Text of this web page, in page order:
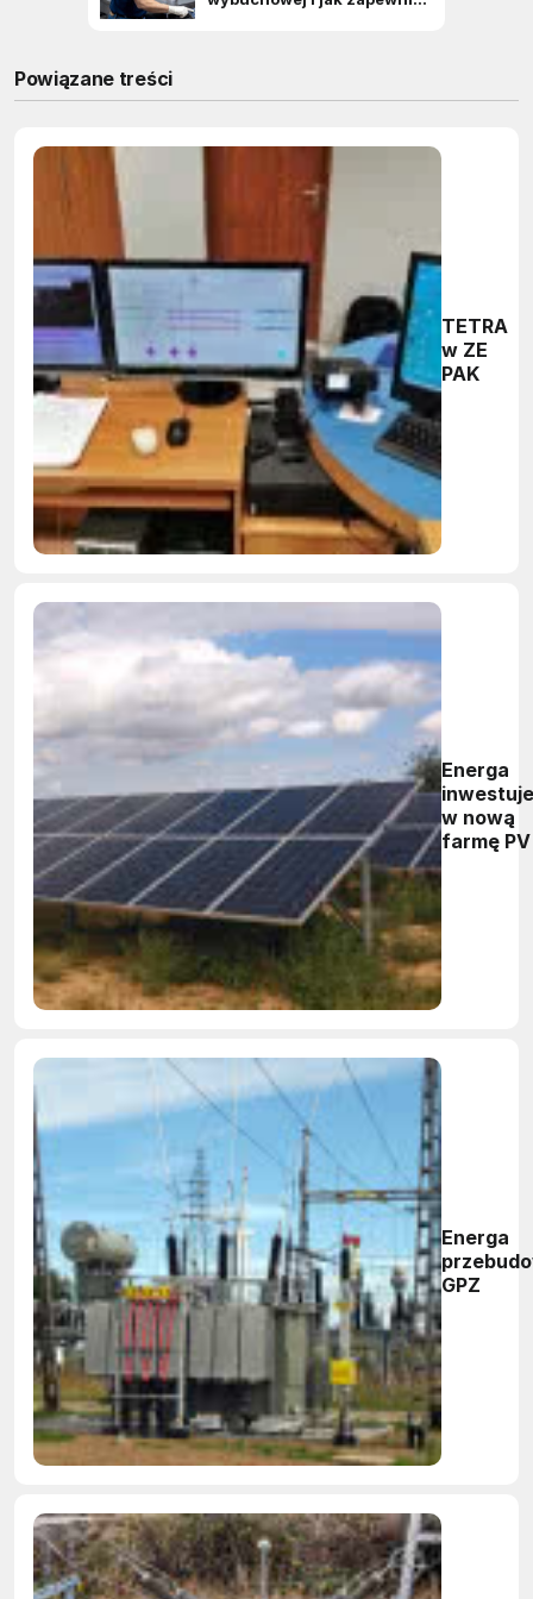
Powiązane treści
TETRA
w ZE
PAK
Energa
inwestuje
w nową
farmę PV
Energa
GPZ